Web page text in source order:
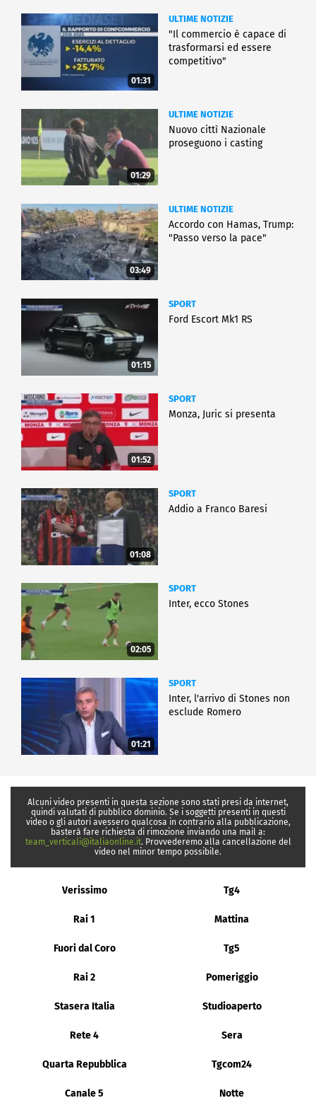
01:31
ULTIME NOTIZIE
"Il commercio è capace di
trasformarsi ed essere
competitivo"
01:29
ULTIME NOTIZIE
Nuovo cittì Nazionale
proseguono i casting
03:49
ULTIME NOTIZIE
Accordo con Hamas, Trump:
"Passo verso la pace"
01:15
SPORT
Ford Escort Mk1 RS
01:52
SPORT
Monza, Juric si presenta
01:08
SPORT
Addio a Franco Baresi
02:05
SPORT
Inter, ecco Stones
01:21
SPORT
Inter, l'arrivo di Stones non
esclude Romero
Alcuni video presenti in questa sezione sono stati presi da internet,
quindi valutati di pubblico dominio. Se i soggetti presenti in questi
video o gli autori avessero qualcosa in contrario alla pubblicazione,
basterà fare richiesta di rimozione inviando una mail a:
team_verticali@italiaonline.it. Provvederemo alla cancellazione del
video nel minor tempo possibile.
Verissimo Tg4
Rai 1 Mattina
Fuori dal Coro Tg5
Rai 2 Pomeriggio
Stasera Italia Studioaperto
Rete 4 Sera
Quarta Repubblica Tgcom24
Canale 5 Notte